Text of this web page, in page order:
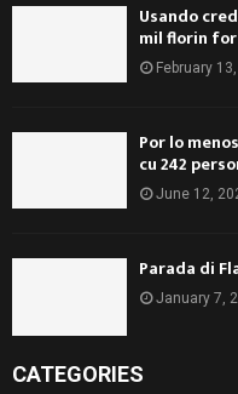
Usando
mil florin
February
Por lo
cu 242
June 12,
Parada di
January 7,
CATEGORIES